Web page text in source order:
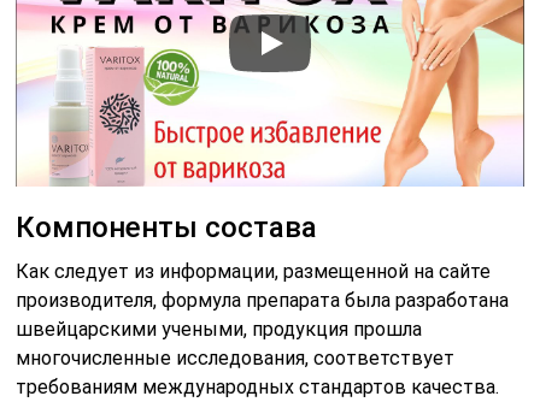
Компоненты состава
Как следует из информации, размещенной на сайте
производителя, формула препарата была разработана
швейцарскими учеными, продукция прошла
многочисленные исследования, соответствует
требованиям международных стандартов качества.